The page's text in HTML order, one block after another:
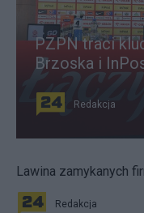
PZPN traci
Brzoska i
Redakcja
Lawina zamykanych
Redakcja